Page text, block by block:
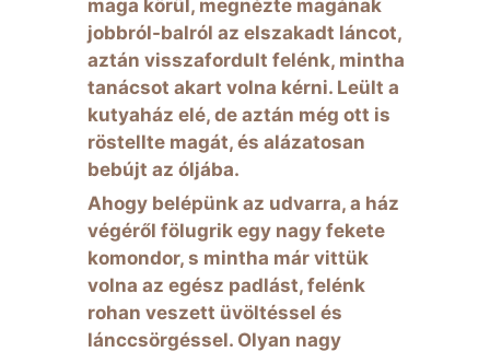
maga körül, megnézte magának
jobbról-balról az elszakadt láncot,
aztán visszafordult felénk, mintha
tanácsot akart volna kérni. Leült a
kutyaház elé, de aztán még ott is
röstellte magát, és alázatosan
bebújt az óljába.
Ahogy belépünk az udvarra, a ház
végéről fölugrik egy nagy fekete
komondor, s mintha már vittük
volna az egész padlást, felénk
rohan veszett üvöltéssel és
lánccsörgéssel. Olyan nagy